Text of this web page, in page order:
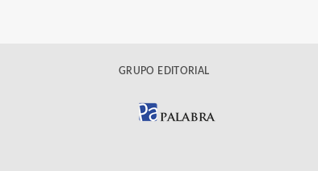
GRUPO EDITORIAL